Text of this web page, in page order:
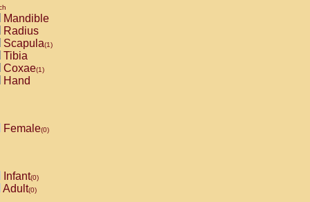
Mandible
Radius
Scapula(1)
Tibia
Coxae(1)
Hand
Female(0)
Infant(0)
Adult(0)